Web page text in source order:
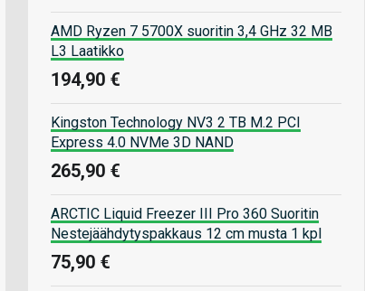
AMD Ryzen 7 5700X suoritin 3,4 GHz 32 MB
L3 Laatikko
194,90 €
Kingston Technology NV3 2 TB M.2 PCI
Express 4.0 NVMe 3D NAND
265,90 €
ARCTIC Liquid Freezer III Pro 360 Suoritin
Nestejäähdytyspakkaus 12 cm musta 1 kpl
75,90 €